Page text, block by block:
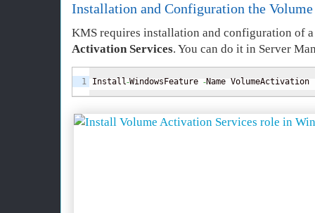
Installation and Configuration the
KMS requires installation and configuration of
Activation Services. You can do it in Server
Install-WindowsFeature -Name